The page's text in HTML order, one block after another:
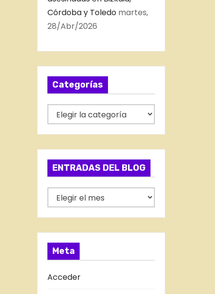
Córdoba y Toledo martes,
28/Abr/2026
Categorías
a
t
e
o
í
a
s
ENTRADAS DEL BLOG
N
T
R
D
A
Meta
Acceder